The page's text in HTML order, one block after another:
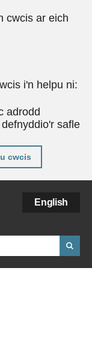
cwcis ar eich
i'n helpu ni:
adrodd
safle
cwcis
English